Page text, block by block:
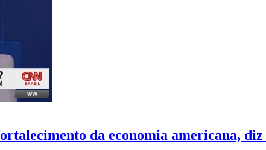
da economia americana,